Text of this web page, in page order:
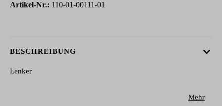
Artikel-Nr.: 110-01-00111-01
BESCHREIBUNG
Lenker
Mehr